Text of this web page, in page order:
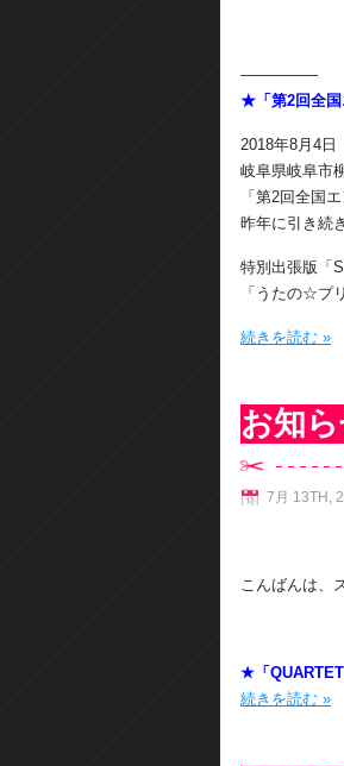
―――――
★「第2回全国
2018年8月4日
岐阜県岐阜市
「第2回全国
昨年に引き続
特別出張版「
「うたの☆プ
続きを読む »
お知
7月 13TH,
こんばんは、
★「QUARTET
続きを読む »